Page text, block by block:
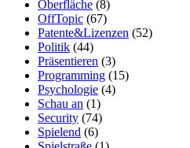
Oberfläche (8)
OffTopic (67)
Patente&Lizenzen (52)
Politik (44)
Präsentieren (3)
Programming (15)
Psychologie (4)
Schau an (1)
Security (74)
Spielend (6)